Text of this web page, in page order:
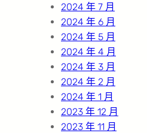
2024 年 7 月
2024 年 6 月
2024 年 5 月
2024 年 4 月
2024 年 3 月
2024 年 2 月
2024 年 1 月
2023 年 12 月
2023 年 11 月